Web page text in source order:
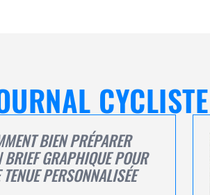
CYCLISTE
BIEN PRÉPARER
BRIEF GRAPHIQUE POUR
TENUE PERSONNALISÉE